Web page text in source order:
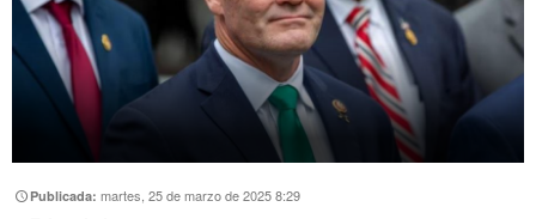
Publicada:martes, 25 de marzo de 2025 8:29